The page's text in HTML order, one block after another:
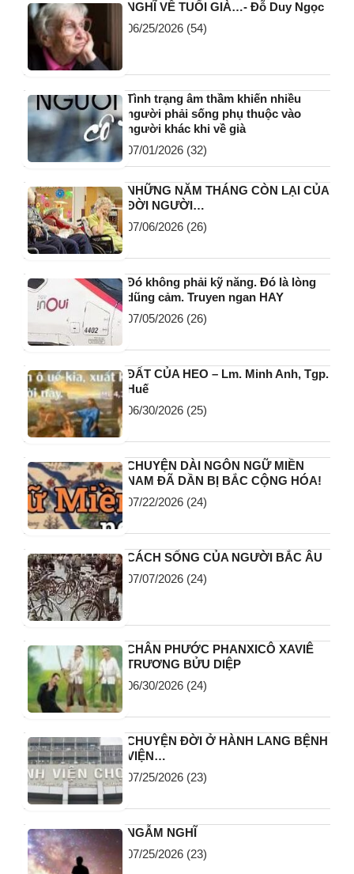
NGHĨ VỀ TUỔI GIÀ…- Đỗ Duy Ngọc
06/25/2026 (54)
Tình trạng âm thầm khiến nhiều
người phải sống phụ thuộc vào
người khác khi về già
07/01/2026 (32)
NHỮNG NĂM THÁNG CÒN LẠI CỦA
ĐỜI NGƯỜI…
07/06/2026 (26)
Đó không phải kỹ năng. Đó là lòng
dũng cảm. Truyen ngan HAY
07/05/2026 (26)
ĐẤT CỦA HEO – Lm. Minh Anh, Tgp.
Huế
06/30/2026 (25)
CHUYỆN DÀI NGÔN NGỮ MIỀN
NAM ĐÃ DẦN BỊ BẮC CỘNG HÓA!
07/22/2026 (24)
CÁCH SỐNG CỦA NGƯỜI BẮC ÂU
07/07/2026 (24)
CHÂN PHƯỚC PHANXICÔ XAVIÊ
TRƯƠNG BỬU DIỆP
06/30/2026 (24)
CHUYỆN ĐỜI Ở HÀNH LANG BỆNH
VIỆN…
07/25/2026 (23)
NGẪM NGHĨ
07/25/2026 (23)